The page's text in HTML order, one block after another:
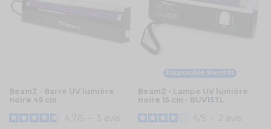
BeamZ - Barre UV lumière
noire 45 cm
4.7 5 - 3 avis
Disponible bientôt
BeamZ - Lampe UV lumière
noire 15 cm - BUV15TL
4 5 - 2 avis